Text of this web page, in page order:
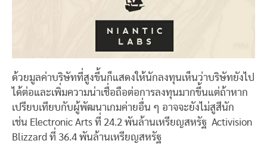
ด้วยมูลค่าบริษัทที่สูงขึ้นก็แสดงให้นักลงทุนเห็นว่าบริษัทยังไป
ได้ต่อและเพิ่มความน่าเชื่อถือต่อการลงทุนมากขึ้นแต่ถ้าหาก
เปรียบเทียบกับผู้พัฒนาเกมค่ายอื่น ๆ อาจจะยังไม่สูสีนัก
เช่น Electronic Arts ที่ 24.2 พันล้านเหรียญสหรัฐ Activision
Blizzard ที่ 36.4 พันล้านเหรียญสหรัฐ